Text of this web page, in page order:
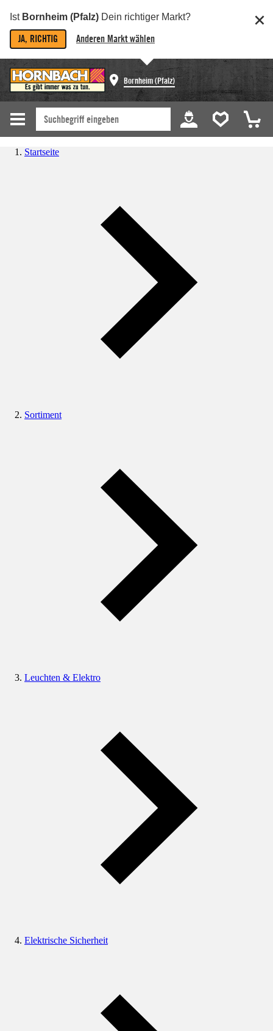
Ist Bornheim (Pfalz) Dein richtiger Markt?
JA, RICHTIG Anderen Markt wählen
Bornheim (Pfalz)
Startseite
Sortiment
Leuchten & Elektro
Elektrische Sicherheit